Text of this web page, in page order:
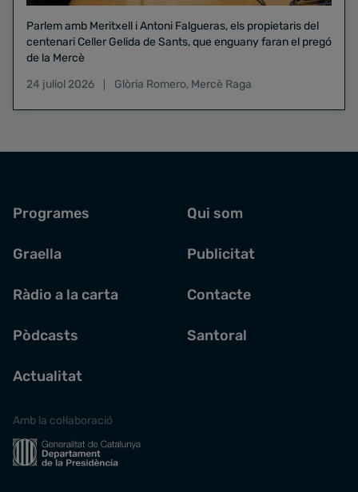
Parlem amb Meritxell i Antoni Falgueras, els propietaris del
centenari Celler Gelida de Sants, que enguany faran el pregó
de la Mercè
24 juliol 2026
Glòria Romero, Mercè Raga
Programes
Graella
Ràdio a la carta
Pòdcasts
Actualitat
Qui som
Publicitat
Contacte
Santoral
Amb la col·laboració